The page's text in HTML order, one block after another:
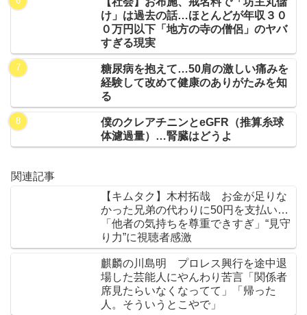
け」は過去の話…ほとんどが年収３０
０万円以下「地方の寺の僧侶」のヤバ
すぎる現実
糖尿病を抱えて…50肩の激しい痛みを
経験して改めて健康のありがたみを知
る
僕のクレアチニンとeGFR（推算糸球
体濾過量）…腎臓はどうよ
関連記事
【キムタク】木村拓哉 お金が足りな
かった兄弟の代わりに50円を支払い…
「他者の気持ちを尊重できすぎ」“見守
り力”に視聴者感激
麒麟の川島明 プロレス興行を途中退
場した芸能人にやんわり苦言「関係者
席見たらいなくなってて」「帰った
人。そういうとこやで」